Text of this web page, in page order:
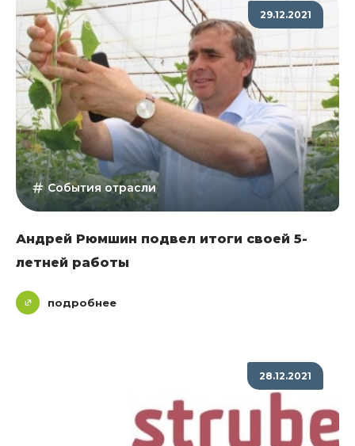
29.12.2021
События отрасли
Андрей Рюмшин подвел итоги своей 5-
летней работы
подробнее
28.12.2021